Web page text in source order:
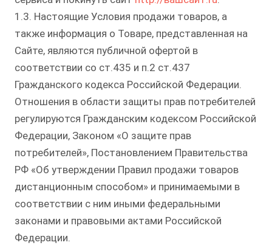
1.3. Настоящие Условия продажи товаров, а
также информация о Товаре, представленная на
Сайте, являются публичной офертой в
соответствии со ст.435 и п.2 ст.437
Гражданского кодекса Российской Федерации.
Отношения в области защиты прав потребителей
регулируются Гражданским кодексом Российской
Федерации, Законом «О защите прав
потребителей», Постановлением Правительства
РФ «Об утверждении Правил продажи товаров
дистанционным способом» и принимаемыми в
соответствии с ним иными федеральными
законами и правовыми актами Российской
Федерации.